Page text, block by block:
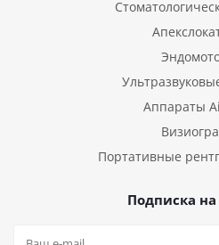
Аппараты
Портативные
Подписка